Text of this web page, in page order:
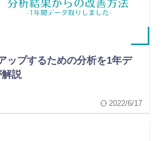
ップするための分析を1年デ
説
2022/6/17